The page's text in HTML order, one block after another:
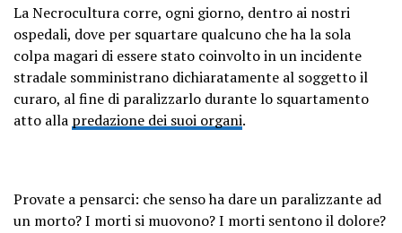
La Necrocultura corre, ogni giorno, dentro ai nostri
ospedali, dove per squartare qualcuno che ha la sola
colpa magari di essere stato coinvolto in un incidente
stradale somministrano dichiaratamente al soggetto il
curaro, al fine di paralizzarlo durante lo squartamento
atto alla predazione dei suoi organi.
Provate a pensarci: che senso ha dare un paralizzante ad
un morto? I morti si muovono? I morti sentono il dolore?